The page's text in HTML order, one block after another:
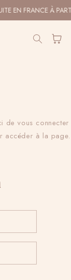
EN FRANCE À
Panier
de vous connecter
accéder à la page.